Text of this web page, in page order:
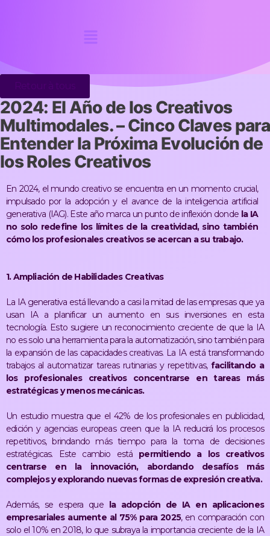
2024: El Año de los Creativos
Multimodales. – Cinco Claves para
Entender la Próxima Evolución de
los Roles Creativos
En 2024, el mundo creativo se encuentra en un momento crucial,
impulsado por la adopción y el avance de la inteligencia artificial
generativa (IAG). Este año marca un punto de inflexión donde la IA
no solo redefine los límites de la creatividad, sino también
cómo los profesionales creativos se acercan a su trabajo.
1. Ampliación de Habilidades Creativas
La IA generativa está llevando a casi la mitad de las empresas que ya
usan IA a planificar un aumento en sus inversiones en esta
tecnología. Esto sugiere un reconocimiento creciente de que la IA
no es solo una herramienta para la automatización, sino también para
la expansión de las capacidades creativas. La IA está transformando
trabajos al automatizar tareas rutinarias y repetitivas, facilitando a
los profesionales creativos concentrarse en tareas más
estratégicas y menos mecánicas​​.
Un estudio muestra que el 42% de los profesionales en publicidad,
edición y agencias europeas creen que la IA reducirá los procesos
repetitivos, brindando más tiempo para la toma de decisiones
estratégicas. Este cambio está permitiendo a los creativos
centrarse en la innovación, abordando desafíos más
complejos y explorando nuevas formas de expresión creativa​​.
Además, se espera quela adopción de IA en aplicaciones
empresariales aumente al 75% para 2025, en comparación con
solo el 10% en 2018, lo que subraya la importancia creciente de la IA